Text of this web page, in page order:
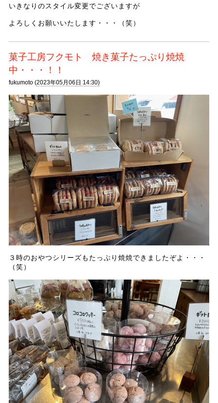
いきなりのスタイル変更でございますが
よろしくお願いいたします・・・（笑）
菓子工房フクモト 焼き菓子たっぷり焼焼
中・・・！！
fukumoto (2023年05月06日 14:30)
３時のおやつシリーズもたっぷり焼焼できましたぞよ・・・
（笑）